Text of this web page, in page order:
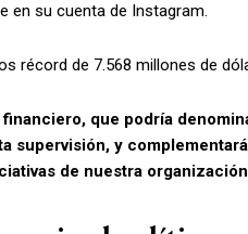
en su cuenta de Instagram.
récord de 7.568 millones de
que podría
supervisión, y
de nuestra organización